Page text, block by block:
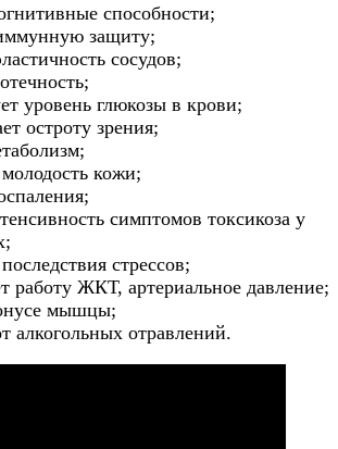
способности;
защиту;
сосудов;
уровень глюкозы в крови;
остроту зрения;
кожи;
симптомов токсикоза у
стрессов;
работу ЖКТ, артериальное давление;
мышцы;
алкогольных отравлений.